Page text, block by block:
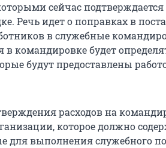
сейчас
Речь идет о поправках в
в служебные
в командировке будет
будут предоставлены
расходов на
которое должно
для выполнения служебного